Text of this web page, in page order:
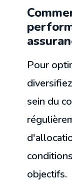
Pour
sein du
objectifs.